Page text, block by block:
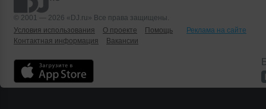
© 2001 — 2026 «DJ.ru» Все права защищены.
Условия использования
О проекте Помощь
Реклама на сайте
Контактная информация
Вакансии